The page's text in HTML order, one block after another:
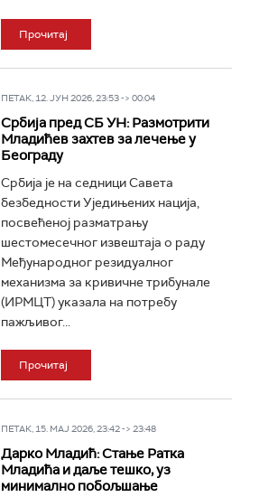
Прочитај
ПЕТАК, 12. ЈУН 2026, 23:53 -> 00:04
Србија пред СБ УН: Размотрити
Младићев захтев за лечење у
Београду
Србија је на седници Савета
безбедности Уједињених нација,
посвећеној разматрању
шестомесечног извештаја о раду
Међународног резидуалног
механизма за кривичне трибунале
(ИРМЦТ) указала на потребу
пажљивог...
Прочитај
ПЕТАК, 15. МАЈ 2026, 23:42 -> 23:48
Дарко Младић: Стање Ратка
Младића и даље тешко, уз
минимално побољшање